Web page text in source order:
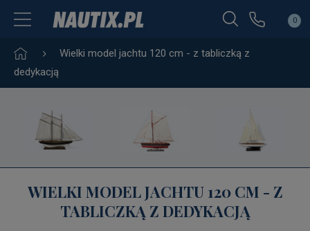
0
Wielki model jachtu 120 cm - z tabliczką z
dedykacją
WIELKI MODEL JACHTU 120 CM - Z
TABLICZKĄ Z DEDYKACJĄ